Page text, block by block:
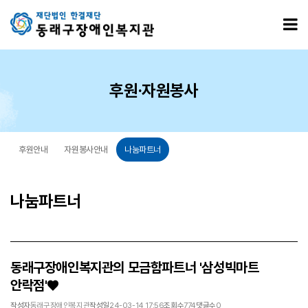
후원·자원봉사
후원안내 자원봉사안내 나눔파트너
나눔파트너
동래구장애인복지관의 모금함파트너 '삼성빅마트
안락점'♥
작성자동래구장애인복지관작성일24-03-14 17:56조회수774댓글수0